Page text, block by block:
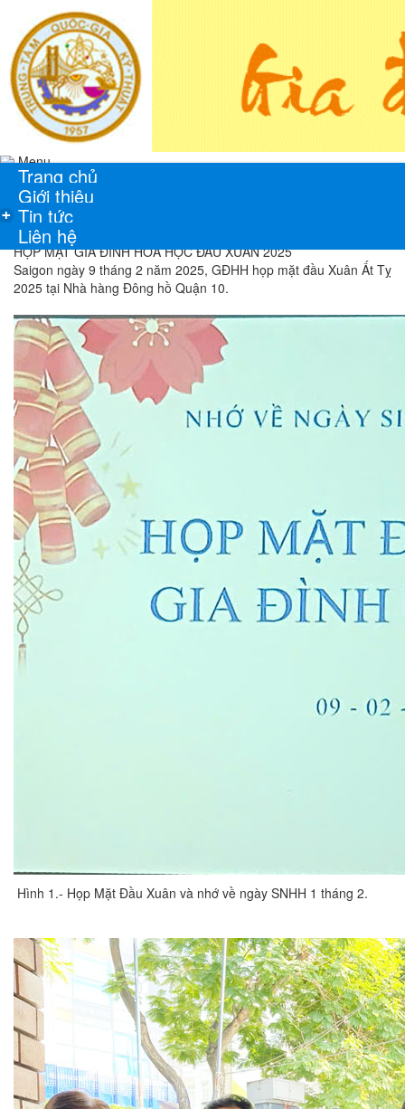
Menu
Trang chủ
Giới thiệu
+ Tin tức
Liên hệ
HỌP MẶT GIA ĐÌNH HÓA HỌC ĐẦU XUÂN 2025
Saigon ngày 9 tháng 2 năm 2025, GĐHH họp mặt đầu Xuân Ất Tỵ
2025 tại Nhà hàng Đông hồ Quận 10.
Hình 1.- Họp Mặt Đầu Xuân và nhớ về ngày SNHH 1 tháng 2.